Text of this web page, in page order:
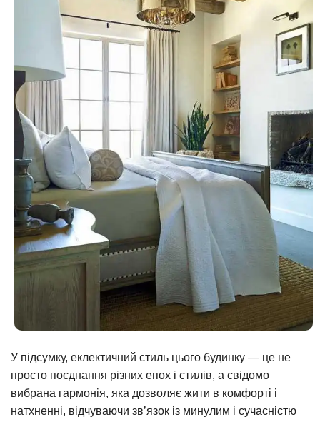
У підсумку, еклектичний стиль цього будинку — це не
просто поєднання різних епох і стилів, а свідомо
вибрана гармонія, яка дозволяє жити в комфорті і
натхненні, відчуваючи зв’язок із минулим і сучасністю